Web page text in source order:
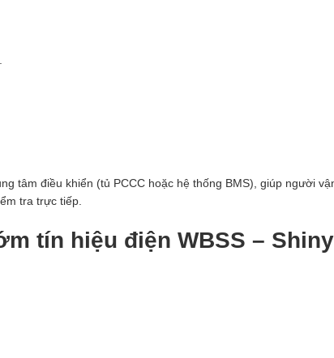
tâm điều khiển (tủ PCCC hoặc hệ thống BMS), giúp người
tra trực tiếp.
tín hiệu điện WBSS –